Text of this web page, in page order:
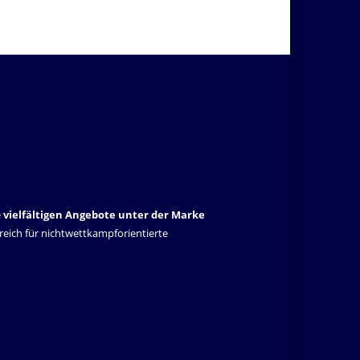
vielfältigen Angebote unter der Marke
für nichtwettkampforientierte